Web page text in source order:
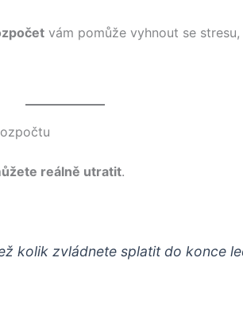
vám pomůže vyhnout se
reálně utratit.
kolik zvládnete splatit do konce